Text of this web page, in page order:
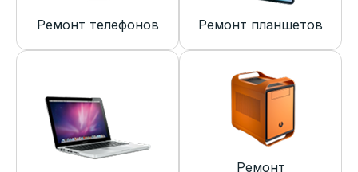
Ремонт телефонов Ремонт планшетов
Ремонт